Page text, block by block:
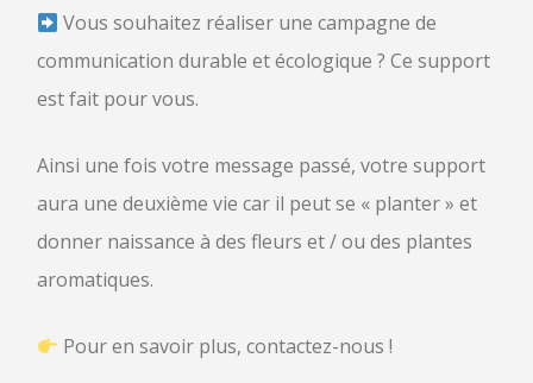
Vous souhaitez réaliser une campagne de
communication durable et écologique ? Ce support
est fait pour vous.
Ainsi une fois votre message passé, votre support
aura une deuxième vie car il peut se « planter » et
donner naissance à des fleurs et / ou des plantes
aromatiques.
Pour en savoir plus, contactez-nous !